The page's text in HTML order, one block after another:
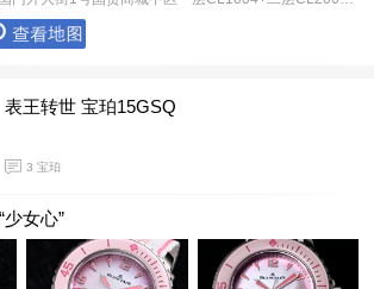
表王转世 宝珀15GSQ
3 宝珀
女心”